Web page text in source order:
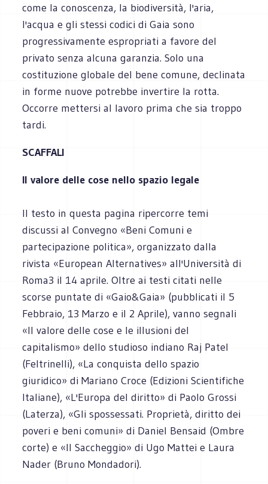
come la conoscenza, la biodiversità, l'aria,
l'acqua e gli stessi codici di Gaia sono
progressivamente espropriati a favore del
privato senza alcuna garanzia. Solo una
costituzione globale del bene comune, declinata
in forme nuove potrebbe invertire la rotta.
Occorre mettersi al lavoro prima che sia troppo
tardi.
SCAFFALI
Il valore delle cose nello spazio legale
Il testo in questa pagina ripercorre temi
discussi al Convegno «Beni Comuni e
partecipazione politica», organizzato dalla
rivista «European Alternatives» all'Università di
Roma3 il 14 aprile. Oltre ai testi citati nelle
scorse puntate di «Gaio&Gaia» (pubblicati il 5
Febbraio, 13 Marzo e il 2 Aprile), vanno segnali
«Il valore delle cose e le illusioni del
capitalismo» dello studioso indiano Raj Patel
(Feltrinelli), «La conquista dello spazio
giuridico» di Mariano Croce (Edizioni Scientifiche
Italiane), «L'Europa del diritto» di Paolo Grossi
(Laterza), «Gli spossessati. Proprietà, diritto dei
poveri e beni comuni» di Daniel Bensaid (Ombre
corte) e «Il Saccheggio» di Ugo Mattei e Laura
Nader (Bruno Mondadori).